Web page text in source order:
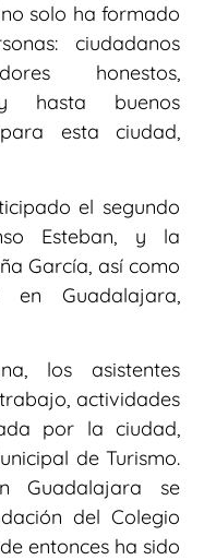
no solo ha formado
ciudadanos
honestos,
hasta buenos
esta ciudad,
el segundo
Esteban, y la
García, así como
Guadalajara,
los asistentes
actividades
por la ciudad,
de Turismo.
Guadalajara se
del Colegio
entonces ha sido